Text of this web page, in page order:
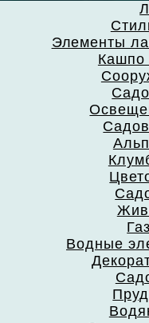
Элементы
Кашпо
Водные